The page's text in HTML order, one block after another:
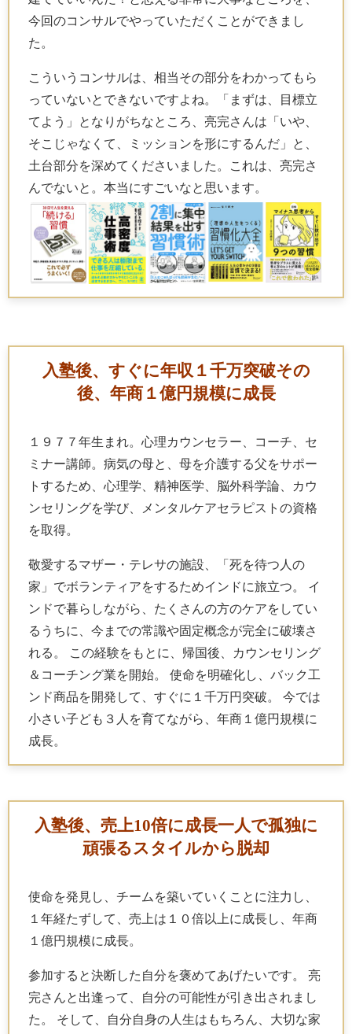
今回のコンサルでやっていただくことができまし
た。
こういうコンサルは、相当その部分をわかってもら
っていないとできないですよね。「まずは、目標立
てよう」となりがちなところ、亮完さんは「いや、
そこじゃなくて、ミッションを形にするんだ」と、
土台部分を深めてくださいました。これは、亮完さ
んでないと。本当にすごいなと思います。
入塾後、すぐに年収１千万突破その
後、年商１億円規模に成長
１９７７年生まれ。心理カウンセラー、コーチ、セ
ミナー講師。病気の母と、母を介護する父をサポー
トするため、心理学、精神医学、脳外科学論、カウ
ンセリングを学び、メンタルケアセラピストの資格
を取得。
敬愛するマザー・テレサの施設、「死を待つ人の
家」でボランティアをするためインドに旅立つ。 イ
ンドで暮らしながら、たくさんの方のケアをしてい
るうちに、今までの常識や固定概念が完全に破壊さ
れる。 この経験をもとに、帰国後、カウンセリング
＆コーチング業を開始。 使命を明確化し、バック工
ンド商品を開発して、すぐに１千万円突破。 今では
小さい子ども３人を育てながら、年商１億円規模に
成長。
入塾後、売上10倍に成長一人で孤独に
頑張るスタイルから脱却
使命を発見し、チームを築いていくことに注力し、
１年経たずして、売上は１０倍以上に成長し、年商
１億円規模に成長。
参加すると決断した自分を褒めてあげたいです。 亮
完さんと出逢って、自分の可能性が引き出されまし
た。 そして、自分自身の人生はもちろん、大切な家